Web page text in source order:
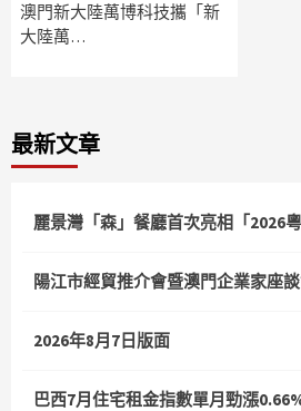
澳門新大陸萬博科技攜「新
大陸萬…
最新文章
麗景灣「森」餐廳首次亮相「2026
陽江市經貿推介會暨澳門企業家座
2026年8月7日版面
巴西7月住宅租金指數單月勁漲